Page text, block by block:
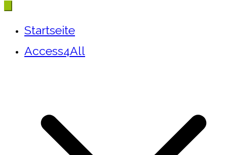
Startseite
Access4All